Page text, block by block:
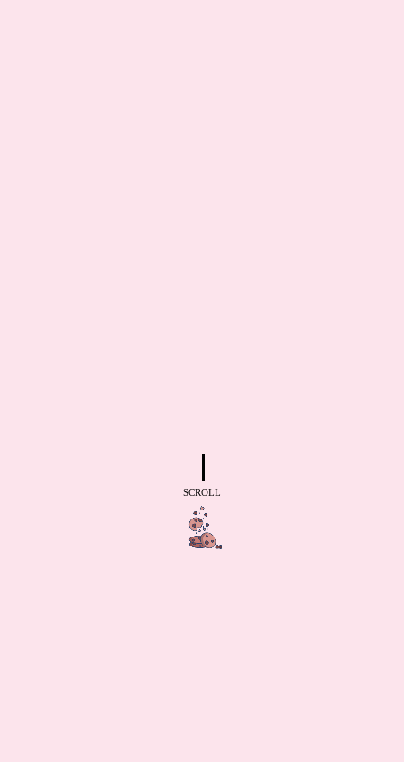
SCROLL